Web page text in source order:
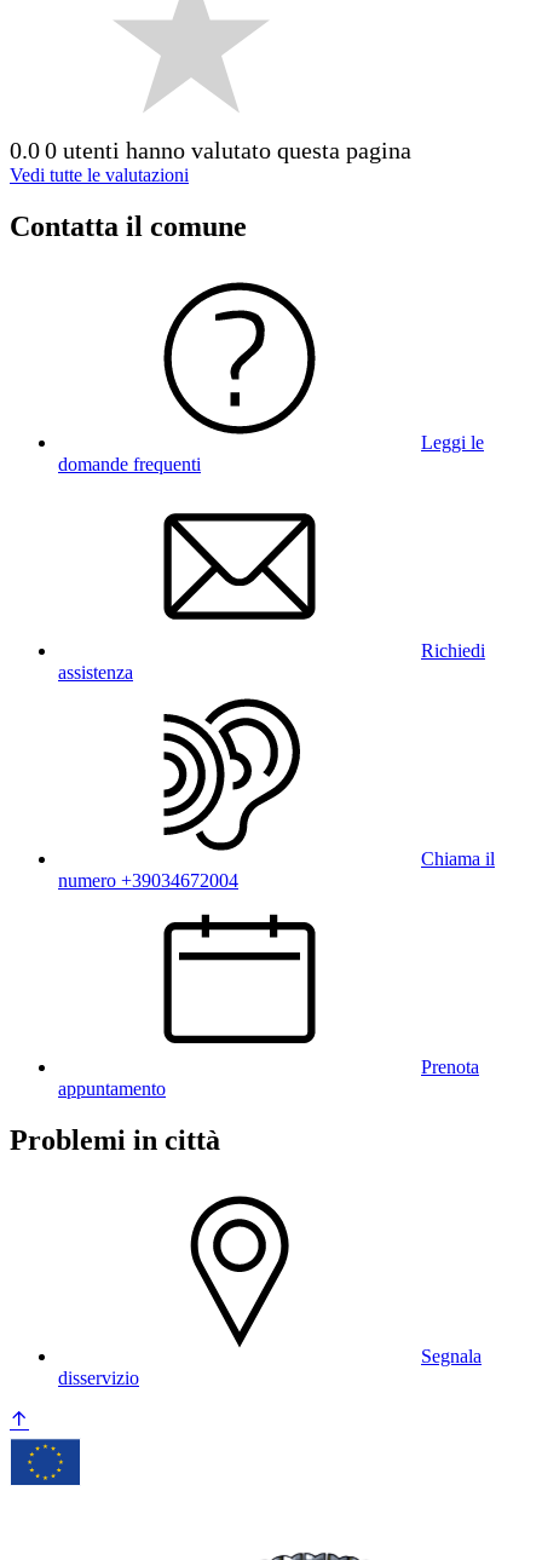
0.00 utenti hanno valutato questa pagina
Vedi tutte le valutazioni
Contatta il comune
Leggi le
domande frequenti
Richiedi
assistenza
Chiama il
numero +39034672004
Prenota
appuntamento
Problemi in città
Segnala
disservizio